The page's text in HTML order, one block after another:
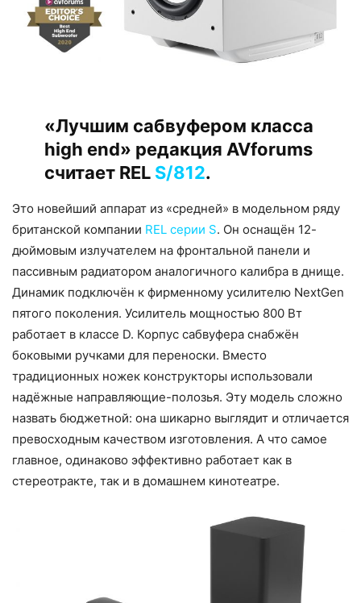
«Лучшим сабвуфером класса
high end» редакция AVforums
считает REL S/812.
Это новейший аппарат из «средней» в модельном ряду
британской компании REL серии S. Он оснащён 12-
дюймовым излучателем на фронтальной панели и
пассивным радиатором аналогичного калибра в днище.
Динамик подключён к фирменному усилителю NextGen
пятого поколения. Усилитель мощностью 800 Вт
работает в классе D. Корпус сабвуфера снабжён
боковыми ручками для переноски. Вместо
традиционных ножек конструкторы использовали
надёжные направляющие-полозья. Эту модель сложно
назвать бюджетной: она шикарно выглядит и отличается
превосходным качеством изготовления. А что самое
главное, одинаково эффективно работает как в
стереотракте, так и в домашнем кинотеатре.